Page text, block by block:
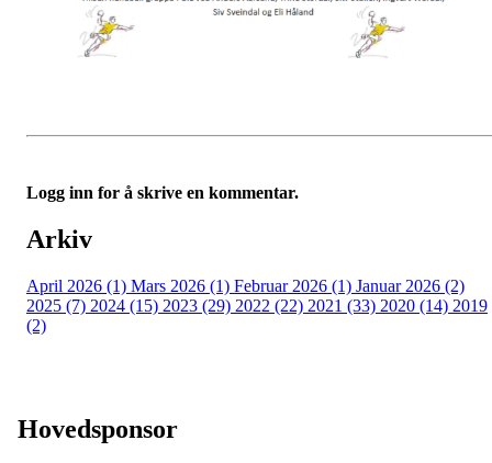
Logg inn for å skrive en kommentar.
Arkiv
April 2026 (1) Mars 2026 (1) Februar 2026 (1) Januar 2026 (2)
2025 (7) 2024 (15) 2023 (29) 2022 (22) 2021 (33) 2020 (14) 2019
(2)
Hovedsponsor